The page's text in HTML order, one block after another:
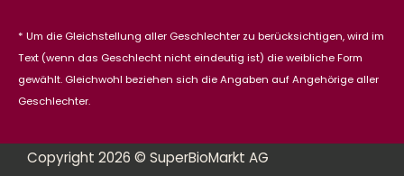
* Um die Gleichstellung aller Geschlechter zu berücksichtigen, wird im
Text (wenn das Geschlecht nicht eindeutig ist) die weibliche Form
gewählt. Gleichwohl beziehen sich die Angaben auf Angehörige aller
Geschlechter.
Copyright 2026 © SuperBioMarkt AG